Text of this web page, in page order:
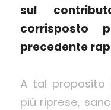
sul
precedente
A tal proposito
più riprese,